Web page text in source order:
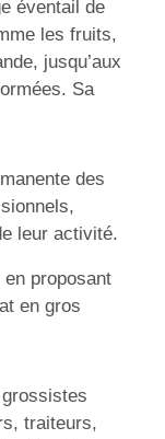
éventail de
les fruits,
jusqu’aux
Sa
des
leur activité.
en proposant
en gros
traiteurs,